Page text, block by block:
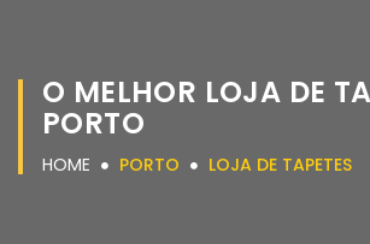
O MELHOR LOJA DE
PORTO
HOME PORTO LOJA DE TAPETES